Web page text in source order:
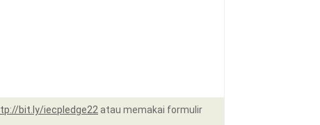
bit.ly/iecpledge22 atau memakai formulir